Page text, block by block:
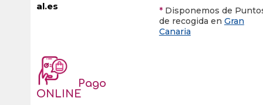
al.es
* Disponemos de
de recogida en Gran
Canaria
Pago
ONLINE